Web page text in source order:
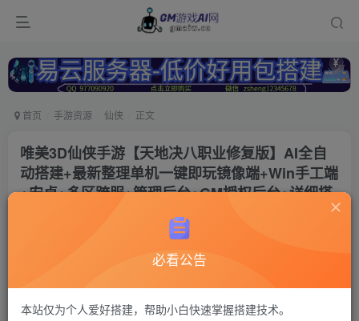
首页 手游资源 仙侠 正文
唯美3D仙侠手游【天地决八职业修复版】AI全自
动搭建+最新整理单机一键即玩镜像端+Win手工端
+安卓+多区跨服+管理后台+GM授权后台+详细搭
付费资源
必看公告
本站仅为个人爱好搭建，帮助小白快速掌握搭建技术。